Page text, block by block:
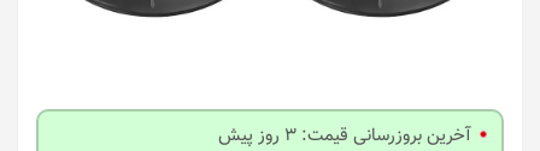
آخرین بروزرسانی قیمت: 3 روز پیش